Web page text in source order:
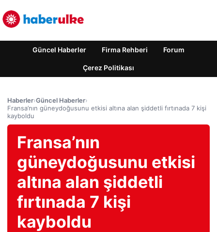
Güncel Haberler Firma Rehberi Forum
Çerez Politikası
Haberler›Güncel Haberler›
Fransa’nın güneydoğusunu etkisi altına alan şiddetli fırtınada 7 kişi
kayboldu
Fransa’nın
güneydoğusunu etkisi
altına alan şiddetli
fırtınada 7 kişi
kayboldu